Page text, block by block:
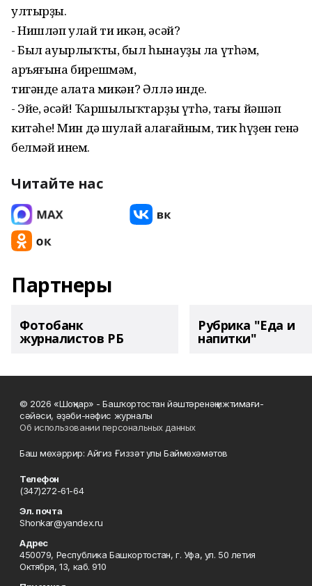
ултырҙы.
- Нишләп улай ти икән, әсәй?
- Был ауырлыҡты, был һынауҙы ла үтһәм,
аръяғына бирешмәм,
тигәнде аңлата микән? Әллә инде.
- Эйе, әсәй! Ҡаршылыҡтарҙы үтһәң, тағы йәшәп
китәһең! Мин дә шулай аңлағайным, тик һүҙен генә
белмәй инем.
Читайте нас
Партнеры
Фотобанк
журналистов РБ
Рубрика "Еда и
напитки"
© 2026 «Шоңҡар» - Башҡортостан йәштәренәң ижтимағи-
сәйәси, әҙәби-нәфис журналы
Об использовании персональных данных
Баш мөхәррир: Айгиз Ғиззәт улы Баймөхәмәтов
Телефон
(347)272-61-64
Эл. почта
Shonkar@yandex.ru
Адрес
450079, Республика Башкортостан, г. Уфа, ул. 50 летия
Октября, 13, каб. 910